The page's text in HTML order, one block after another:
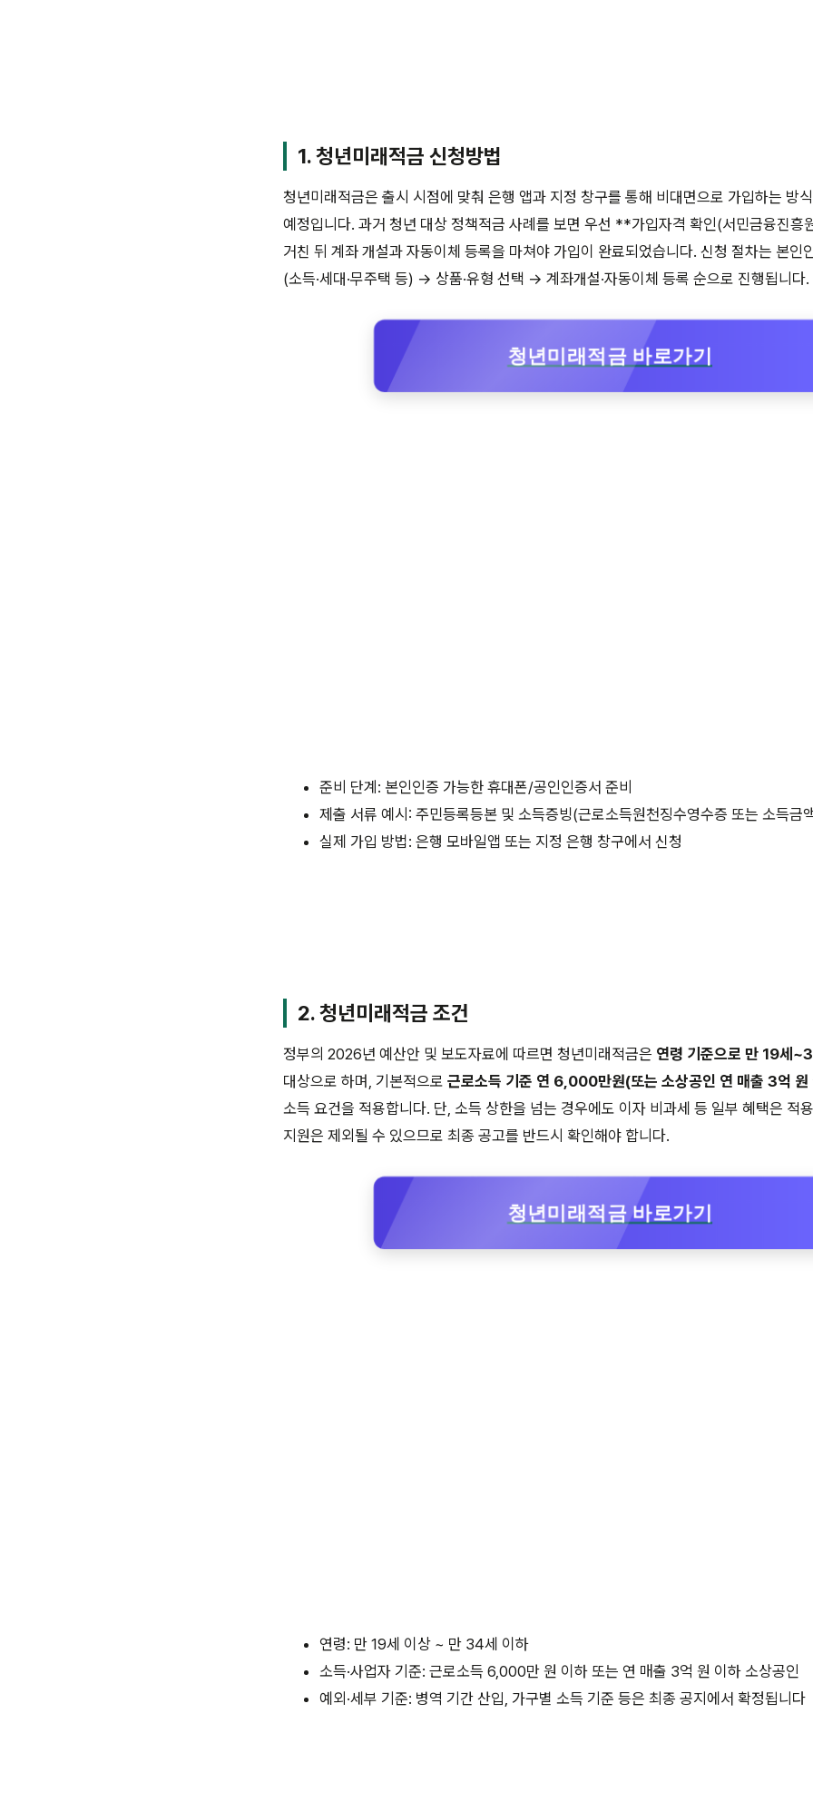
1. 청년미래적금 신청방법
청년미래적금은 출시 시점에 맞춰 은행 앱과 지정 창구를 통해 비대면으로 가입하는 방
예정입니다. 과거 청년 대상 정책적금 사례를 보면 우선 **가입자격 확인(서민금융진
거친 뒤 계좌 개설과 자동이체 등록을 마쳐야 가입이 완료되었습니다. 신청 절차는 본
(소득·세대·무주택 등) → 상품·유형 선택 → 계좌개설·자동이체 등록 순으로 진행됩니다.
청년미래적금 바로가기
준비 단계: 본인인증 가능한 휴대폰/공인인증서 준비
제출 서류 예시: 주민등록등본 및 소득증빙(근로소득원천징수영수증 또는 소득금
실제 가입 방법: 은행 모바일앱 또는 지정 은행 창구에서 신청
2. 청년미래적금 조건
정부의 2026년 예산안 및 보도자료에 따르면 청년미래적금은 연령 기준으로 만 19세
대상으로 하며, 기본적으로 근로소득 기준 연 6,000만원(또는 소상공인 연 매출 3억 원
소득 요건을 적용합니다. 단, 소득 상한을 넘는 경우에도 이자 비과세 등 일부 혜택은 적
지원은 제외될 수 있으므로 최종 공고를 반드시 확인해야 합니다.
청년미래적금 바로가기
연령: 만 19세 이상 ~ 만 34세 이하
소득·사업자 기준: 근로소득 6,000만 원 이하 또는 연 매출 3억 원 이하 소상공인
예외·세부 기준: 병역 기간 산입, 가구별 소득 기준 등은 최종 공지에서 확정됩니다